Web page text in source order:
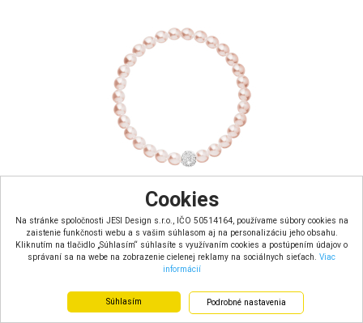
Cookies
Na stránke spoločnosti JESI Design s.r.o., IČO 50514164, používame súbory cookies na
zaistenie funkčnosti webu a s vašim súhlasom aj na personalizáciu jeho obsahu.
Kliknutím na tlačidlo „Súhlasím“ súhlasíte s využívaním cookies a postúpením údajov o
správaní sa na webe na zobrazenie cielenej reklamy na sociálnych sieťach. Viac
informácií
Súhlasím Podrobné nastavenia
Perlový náramok ružový s Preciosa kryštálmi 33115.3
Skladom u dodávateľa – dodacia doba 7 dní
Materiál: bižutéria